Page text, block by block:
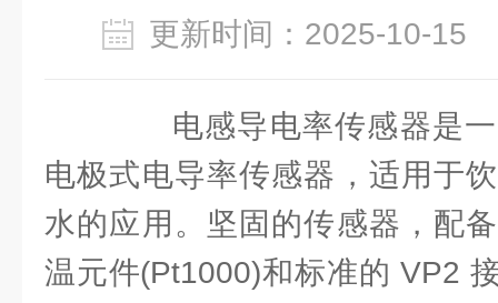
更新时间：2025-10-
电感导电率传感器是一
电极式电导率传感器，适用于
水的应用。坚固的传感器，配
温元件(Pt1000)和标准的 VP2